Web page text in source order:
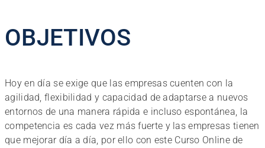
OBJETIVOS
Hoy en día se exige que las empresas cuenten con la
agilidad, flexibilidad y capacidad de adaptarse a nuevos
entornos de una manera rápida e incluso espontánea, la
competencia es cada vez más fuerte y las empresas tienen
que mejorar día a día, por ello con este Curso Online de